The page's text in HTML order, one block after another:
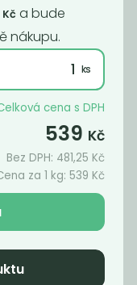
piškoty
lepku
/ Kg
Kč a bude
nákupu.
cena s DPH
539 Kč
Bez DPH: 481,25 Kč
za 1 kg: 539 Kč